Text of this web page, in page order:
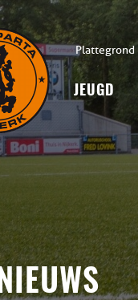
Plattegrond
JEUGD